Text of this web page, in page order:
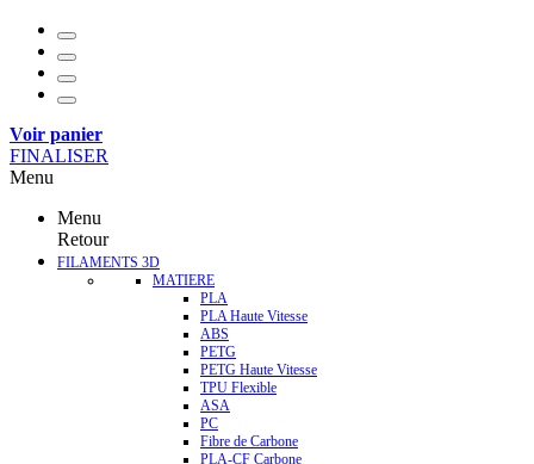
Voir panier
FINALISER
Menu
Menu
Retour
FILAMENTS 3D
MATIERE
PLA
PLA Haute Vitesse
ABS
PETG
PETG Haute Vitesse
TPU Flexible
ASA
PC
Fibre de Carbone
PLA-CF Carbone